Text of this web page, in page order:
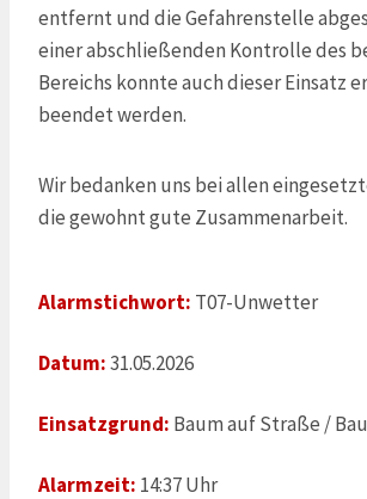
entfernt und die Gefahrenstelle
einer abschließenden Kontrolle des
Bereichs konnte auch dieser Einsatz
beendet werden.
Wir bedanken uns bei allen
die gewohnt gute Zusammenarbeit.
Alarmstichwort: T07-Unwetter
Datum:31.05.2026
Einsatzgrund: Baum auf Straße /
Alarmzeit: 14:37 Uhr